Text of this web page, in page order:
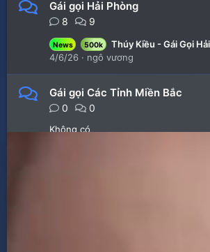
Gái gọi Hải Phòng
8 9
News 500k
Thúy Kiều - Gái Gọi Hải Phòng - Xinh
4/6/26
ngô vương
Gái gọi Các Tỉnh Miền Bắc
0 0
Không có